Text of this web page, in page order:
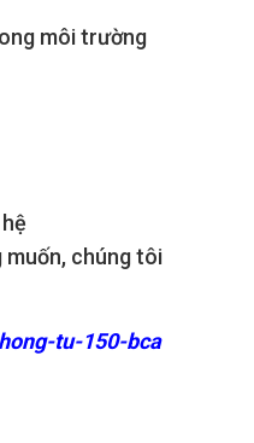
môi trường
muốn, chúng tôi
tu-150-bca